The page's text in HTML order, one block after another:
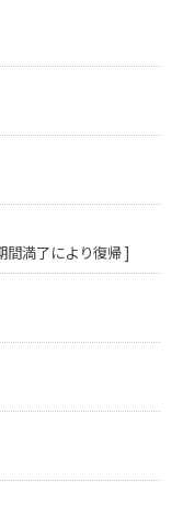
間満了により復帰 ]